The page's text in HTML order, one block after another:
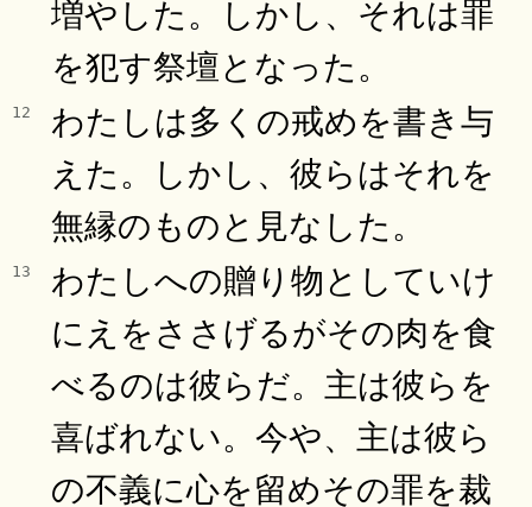
増やした。しかし、それは罪
を犯す祭壇となった。
12
わたしは多くの戒めを書き与
えた。しかし、彼らはそれを
無縁のものと見なした。
13
わたしへの贈り物としていけ
にえをささげるがその肉を食
べるのは彼らだ。主は彼らを
喜ばれない。今や、主は彼ら
の不義に心を留めその罪を裁